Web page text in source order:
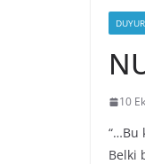
10
“…Bu
Belki